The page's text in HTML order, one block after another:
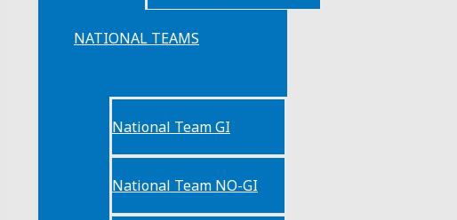
NATIONAL TEAMS
National Team GI
National Team NO-GI